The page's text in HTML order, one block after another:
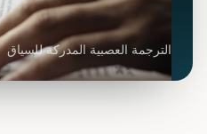
الترجمة العصبية المدركة للسياق